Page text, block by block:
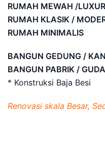
RUMAH MEWAH /
RUMAH KLASIK /
RUMAH MINIMALIS
BANGUN GEDUNG /
BANGUN PABRIK /
* Konstruksi Baja Besi
Renovasi skala Besar,